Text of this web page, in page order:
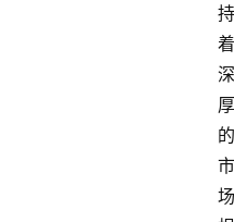
持
着
深
厚
的
市
场